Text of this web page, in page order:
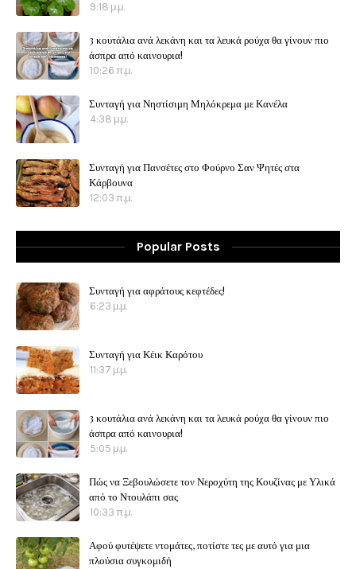
9:18 μ.μ.
3 κουτάλια ανά λεκάνη και τα λευκά ρούχα θα γίνουν πιο
άσπρα από καινουρια!
10:26 π.μ.
Συνταγή για Νηστίσιμη Μηλόκρεμα με Κανέλα
4:38 μ.μ.
Συνταγή για Πανσέτες στο Φούρνο Σαν Ψητές στα
Κάρβουνα
12:03 π.μ.
Popular Posts
Συνταγή για αφράτους κεφτέδες!
6:23 μ.μ.
Συνταγή για Κέικ Καρότου
11:37 μ.μ.
3 κουτάλια ανά λεκάνη και τα λευκά ρούχα θα γίνουν πιο
άσπρα από καινουρια!
5:05 μ.μ.
Πώς να Ξεβουλώσετε τον Νεροχύτη της Κουζίνας με Υλικά
από το Ντουλάπι σας
10:33 π.μ.
Αφού φυτέψετε ντομάτες, ποτίστε τες με αυτό για μια
πλούσια συγκομιδή